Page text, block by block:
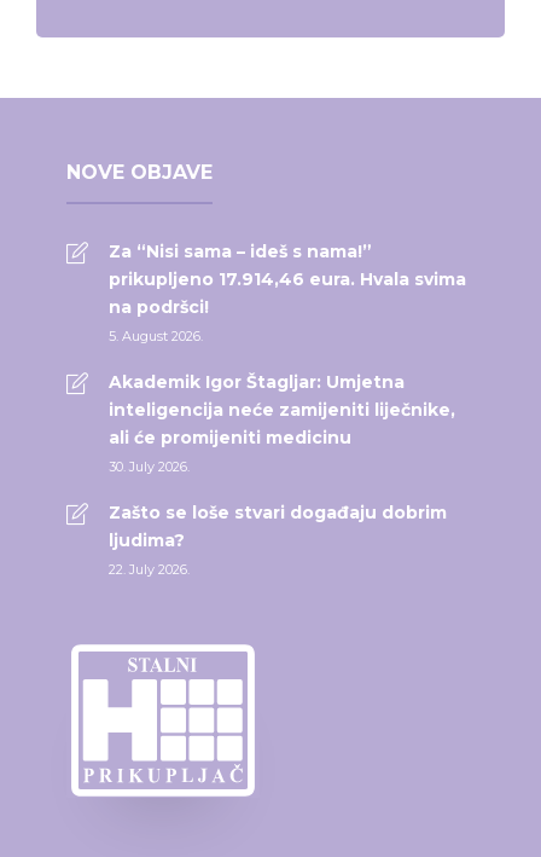
NOVE OBJAVE
Za “Nisi sama – ideš s nama!”
prikupljeno 17.914,46 eura. Hvala svima
na podršci!
5. August 2026.
Akademik Igor Štagljar: Umjetna
inteligencija neće zamijeniti liječnike,
ali će promijeniti medicinu
30. July 2026.
Zašto se loše stvari događaju dobrim
ljudima?
22. July 2026.